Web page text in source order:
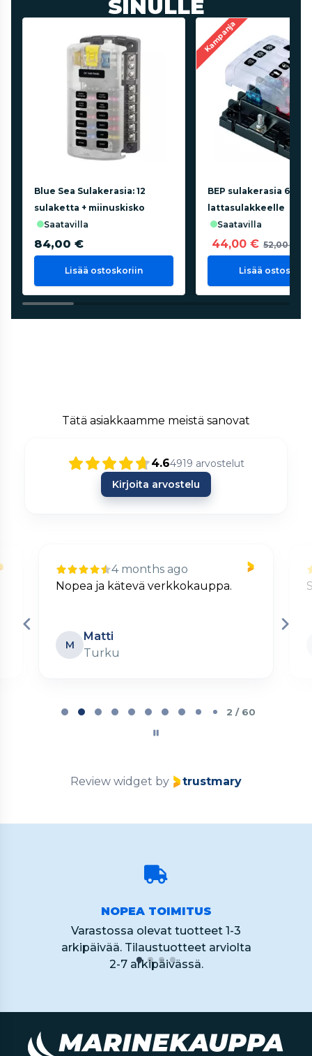
SINULLE
Blue Sea Sulakerasia: 12
sulaketta + miinuskisko
saatavilla
84,00 €
Lisää ostoskoriin
Kampanja
BEP sulakerasia 6
lattasulakkeelle
saatavilla
44,00 € 52,00 €
Lisää
Tätä asiakkaamme meistä sanovat
4.64919 arvostelut
Kirjoita arvostelu
4 months ago
Nopea ja kätevä verkkokauppa.
M
Matti
Turku
2 / 60
Review widget by trustmary
NOPEA TOIMITUS
Varastossa olevat tuotteet 1-3
arkipäivää. Tilaustuotteet arviolta
2-7 arkipäivässä.